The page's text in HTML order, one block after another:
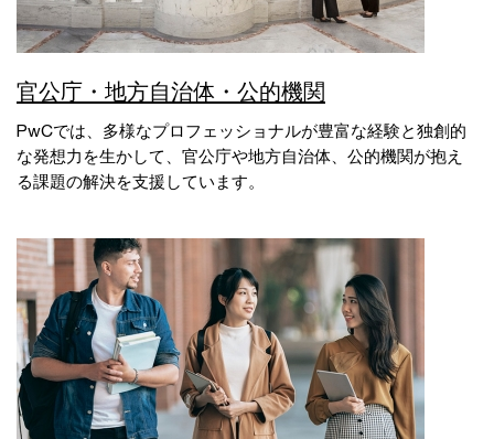
官公庁・地方自治体・公的機関
PwCでは、多様なプロフェッショナルが豊富な経験と独創的
な発想力を生かして、官公庁や地方自治体、公的機関が抱え
る課題の解決を支援しています。